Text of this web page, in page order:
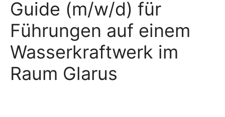
Guide (m/w/d) für
Führungen auf einem
Wasserkraftwerk im
Raum Glarus